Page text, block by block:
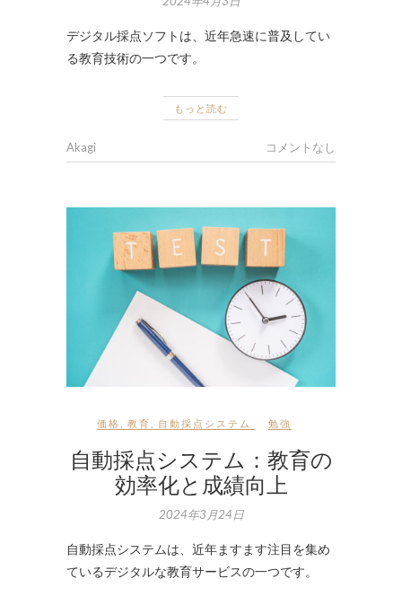
デジタル採点ソフトは、近年急速に普及してい
る教育技術の一つです。
もっと読む
Akagi コメントなし
価格 教育 自動採点システム 勉強
自動採点システム：教育の
効率化と成績向上
2024年3月24日
自動採点システムは、近年ますます注目を集め
ているデジタルな教育サービスの一つです。